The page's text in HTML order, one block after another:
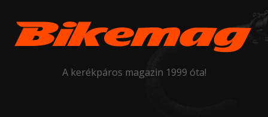
A kerékpáros magazin 1999 óta!